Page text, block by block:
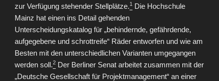
zur Verfügung stehender Stellplätze.1 Die Hochschule
Mainz hat einen ins Detail gehenden
Unterscheidungskatalog für „behindernde, gefährdende,
aufgegebene und schrottreife“ Räder entworfen und wie am
Besten mit den unterschiedlichen Varianten umgegangen
werden soll.2 Der Berliner Senat arbeitet zusammen mit der
„Deutsche Gesellschaft für Projektmanagement“ an einer